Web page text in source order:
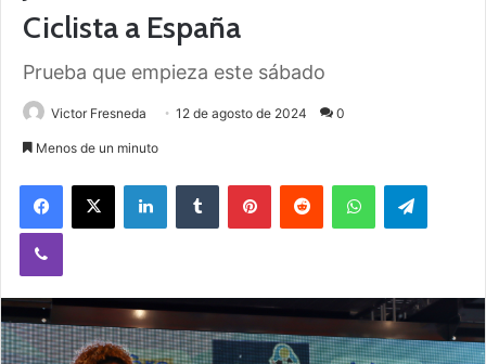
Ciclista a España
Prueba que empieza este sábado
Victor Fresneda 12 de agosto de 2024 0
Menos de un minuto